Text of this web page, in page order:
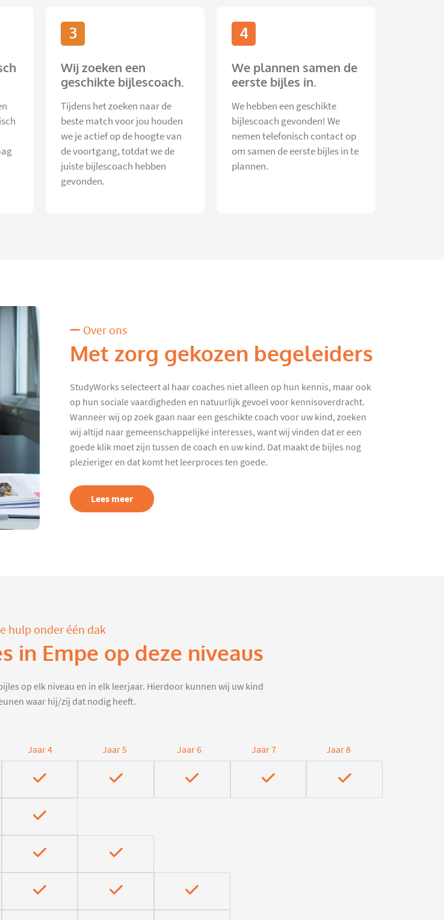
3
Wij zoeken een
geschikte bijlescoach.
Tijdens het zoeken naar de
beste match voor jou houden
we je actief op de hoogte van
de voortgang, totdat we de
juiste bijlescoach hebben
gevonden.
4
We plannen samen de
eerste bijles in.
We hebben een geschikte
bijlescoach gevonden! We
nemen telefonisch contact op
om samen de eerste bijles in te
plannen.
Over ons
Met zorg gekozen begeleiders
StudyWorks selecteert al haar coaches niet alleen op hun kennis, maar ook
op hun sociale vaardigheden en natuurlijk gevoel voor kennisoverdracht.
Wanneer wij op zoek gaan naar een geschikte coach voor uw kind, zoeken
wij altijd naar gemeenschappelijke interesses, want wij vinden dat er een
goede klik moet zijn tussen de coach en uw kind. Dat maakt de bijles nog
plezieriger en dat komt het leerproces ten goede.
Lees meer
hulp onder één dak
in Empe op deze niveaus
op elk niveau en in elk leerjaar. Hierdoor kunnen wij uw kind
waar hij/zij dat nodig heeft.
Jaar 4 Jaar 5 Jaar 6 Jaar 7 Jaar 8